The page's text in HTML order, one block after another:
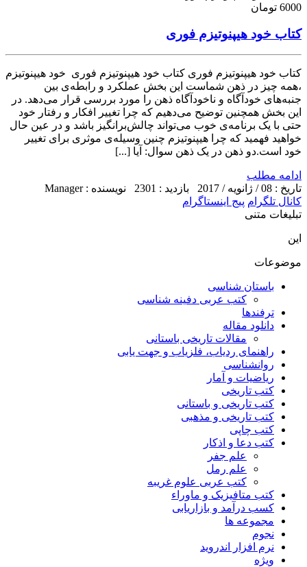
6000 تومان
کتاب خود هیپنوتیزم فوری
کتاب خود هیپنوتیزم فوری کتاب خود هیپنوتیزم فوری خود هیپنوتیزم
،همه چیز در ذهن شماست این بخش عملکرد و رابطه‌ی بین
جنبه‌های خودآگاه و ناخودآگاه ذهن را مورد بررسی قرار می‌دهد. در
این بخش همچنین توضیح می‌دهیم که چرا تغییر افکار و رفتار خود
حتی با یک برنامه‌ی خوب می‌تواند چالش‌برانگیز باشد و در عین حال
خواهید فهمید که چرا هیپنوتیزم چنین وسیله‌ی موثری برای تغییر
خود است.دو ذهن در یک ذهن سوال: آیا [...]
ادامه مطلب
تاریخ : 08 / ژانویه / 2017
بازدید : 2301
نویسنده : Manager
کانال تلگرام پیج اینستاگرام
تبلیغات متنی
این
موضوعات
باستان شناسی
کتب عربی دفینه شناسی
ترفندها
دانلود مقاله
مقالات تاریخی باستانی
راهنمای ردیاب، فلزیاب و جهت یابی
روانشناسی
ریاضیات و آمار
کتب تاریخی
کتب تاریخی و باستانی
کتب تاریخی و مذهبی
کتب چاپی
کتب دعا و اذکار
علم جفر
علم رمل
کتب عربی علوم غریبه
کتب متافیزیک و ماوراء
کسب درآمد و بازاریابی
مجموعه ها
نجوم
نرم افزار اندروید
ویژه